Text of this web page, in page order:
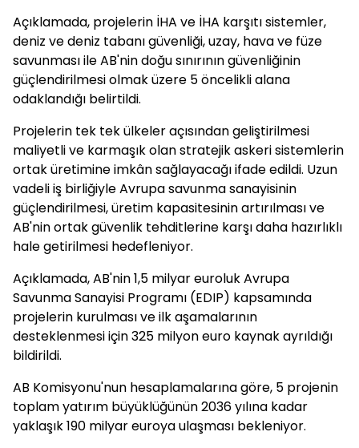
Açıklamada, projelerin İHA ve İHA karşıtı sistemler,
deniz ve deniz tabanı güvenliği, uzay, hava ve füze
savunması ile AB'nin doğu sınırının güvenliğinin
güçlendirilmesi olmak üzere 5 öncelikli alana
odaklandığı belirtildi.
Projelerin tek tek ülkeler açısından geliştirilmesi
maliyetli ve karmaşık olan stratejik askeri sistemlerin
ortak üretimine imkân sağlayacağı ifade edildi. Uzun
vadeli iş birliğiyle Avrupa savunma sanayisinin
güçlendirilmesi, üretim kapasitesinin artırılması ve
AB'nin ortak güvenlik tehditlerine karşı daha hazırlıklı
hale getirilmesi hedefleniyor.
Açıklamada, AB'nin 1,5 milyar euroluk Avrupa
Savunma Sanayisi Programı (EDIP) kapsamında
projelerin kurulması ve ilk aşamalarının
desteklenmesi için 325 milyon euro kaynak ayrıldığı
bildirildi.
AB Komisyonu'nun hesaplamalarına göre, 5 projenin
toplam yatırım büyüklüğünün 2036 yılına kadar
yaklaşık 190 milyar euroya ulaşması bekleniyor.